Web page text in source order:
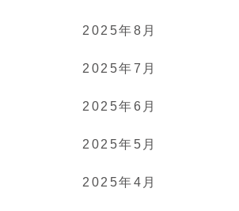
2025年8月
2025年7月
2025年6月
2025年5月
2025年4月